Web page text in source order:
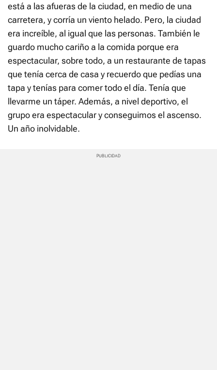
está a las afueras de la ciudad, en medio de una
carretera, y corría un viento helado. Pero, la ciudad
era increíble, al igual que las personas. También le
guardo mucho cariño a la comida porque era
espectacular, sobre todo, a un restaurante de tapas
que tenía cerca de casa y recuerdo que pedías una
tapa y tenías para comer todo el día. Tenía que
llevarme un táper. Además, a nivel deportivo, el
grupo era espectacular y conseguimos el ascenso.
Un año inolvidable.